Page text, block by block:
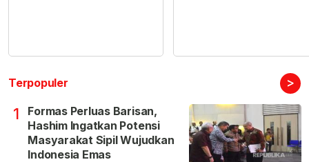
Terpopuler >
1
Formas Perluas Barisan,
Hashim Ingatkan Potensi
Masyarakat Sipil Wujudkan
Indonesia Emas